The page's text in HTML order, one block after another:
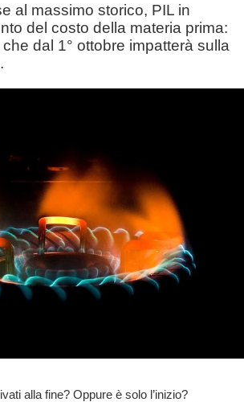
al massimo storico, PIL in
del costo della materia prima:
dal 1° ottobre impatterà sulla
alla fine? Oppure è solo l’inizio?